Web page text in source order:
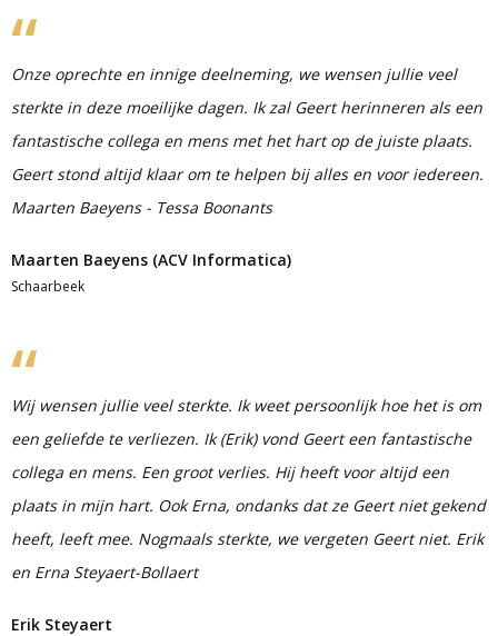
Onze oprechte en innige deelneming, we wensen jullie veel
sterkte in deze moeilijke dagen. Ik zal Geert herinneren als een
fantastische collega en mens met het hart op de juiste plaats.
Geert stond altijd klaar om te helpen bij alles en voor iedereen.
Maarten Baeyens - Tessa Boonants
Maarten Baeyens (ACV Informatica)
Schaarbeek
Wij wensen jullie veel sterkte. Ik weet persoonlijk hoe het is om
een geliefde te verliezen. Ik (Erik) vond Geert een fantastische
collega en mens. Een groot verlies. Hij heeft voor altijd een
plaats in mijn hart. Ook Erna, ondanks dat ze Geert niet gekend
heeft, leeft mee. Nogmaals sterkte, we vergeten Geert niet. Erik
en Erna Steyaert-Bollaert
Erik Steyaert